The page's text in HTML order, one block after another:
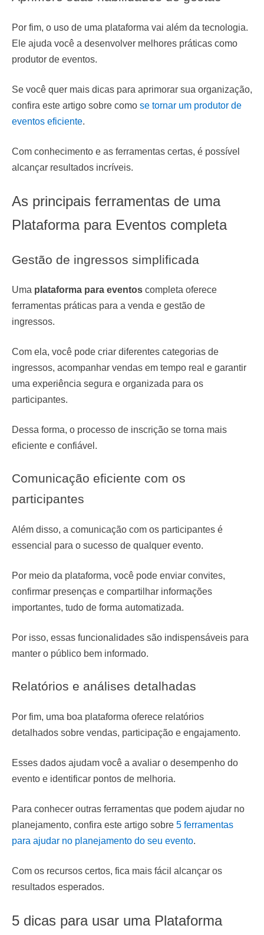
Por fim, o uso de uma plataforma vai além da tecnologia.
Ele ajuda você a desenvolver melhores práticas como
produtor de eventos.
Se você quer mais dicas para aprimorar sua organização,
confira este artigo sobre como se tornar um produtor de
eventos eficiente.
Com conhecimento e as ferramentas certas, é possível
alcançar resultados incríveis.
As principais ferramentas de uma
Plataforma para Eventos completa
Gestão de ingressos simplificada
Uma plataforma para eventos completa oferece
ferramentas práticas para a venda e gestão de
ingressos.
Com ela, você pode criar diferentes categorias de
ingressos, acompanhar vendas em tempo real e garantir
uma experiência segura e organizada para os
participantes.
Dessa forma, o processo de inscrição se torna mais
eficiente e confiável.
Comunicação eficiente com os
participantes
Além disso, a comunicação com os participantes é
essencial para o sucesso de qualquer evento.
Por meio da plataforma, você pode enviar convites,
confirmar presenças e compartilhar informações
importantes, tudo de forma automatizada.
Por isso, essas funcionalidades são indispensáveis para
manter o público bem informado.
Relatórios e análises detalhadas
Por fim, uma boa plataforma oferece relatórios
detalhados sobre vendas, participação e engajamento.
Esses dados ajudam você a avaliar o desempenho do
evento e identificar pontos de melhoria.
Para conhecer outras ferramentas que podem ajudar no
planejamento, confira este artigo sobre 5 ferramentas
para ajudar no planejamento do seu evento.
Com os recursos certos, fica mais fácil alcançar os
resultados esperados.
5 dicas para usar uma Plataforma